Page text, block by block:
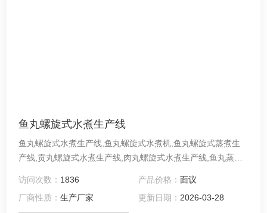
鱼丸螺旋式水煮生产线
鱼丸螺旋式水煮生产线,鱼丸螺旋式水煮机,鱼丸螺旋式蒸煮生
产线,贡丸螺旋式水煮生产线,肉丸螺旋式水煮生产线,鱼丸蒸煮
肉丸水煮生产线,鱼丸螺旋式水煮线,鱼饺蟹排鱼豆腐千叶豆腐
蒸煮生产线
访问次数： 1836 产品价格： 面议
厂商性质：生产厂家 更新日期： 2026-03-28